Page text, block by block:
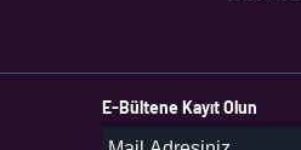
E-Bültene Kayıt Olun